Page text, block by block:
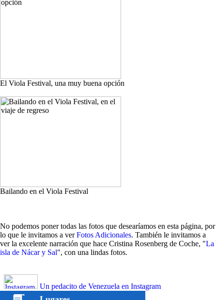
El Viola Festival, una muy buena opción
Bailando en el Viola Festival
No podemos poner todas las fotos que desearíamos en esta página, por
lo que le invitamos a verFotos Adicionales. También le invitamos a
ver la excelente narración que hace Cristina Rosenberg de Coche, "La
isla de Nácar y Sal", con una lindas fotos.
Un pedacito de Venezuela en Instagram